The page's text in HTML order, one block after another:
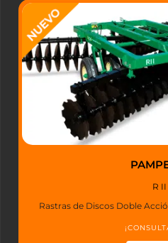
R II
Rastras de Discos Doble